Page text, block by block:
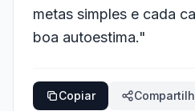
metas simples e cada
boa autoestima."
Copiar